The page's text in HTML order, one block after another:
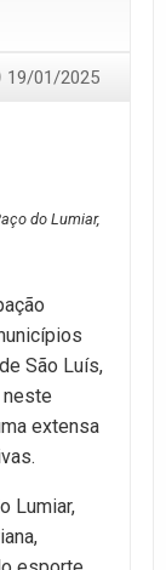
19/01/2025
do Lumiar,
São Luís,
neste
extensa
Lumiar,